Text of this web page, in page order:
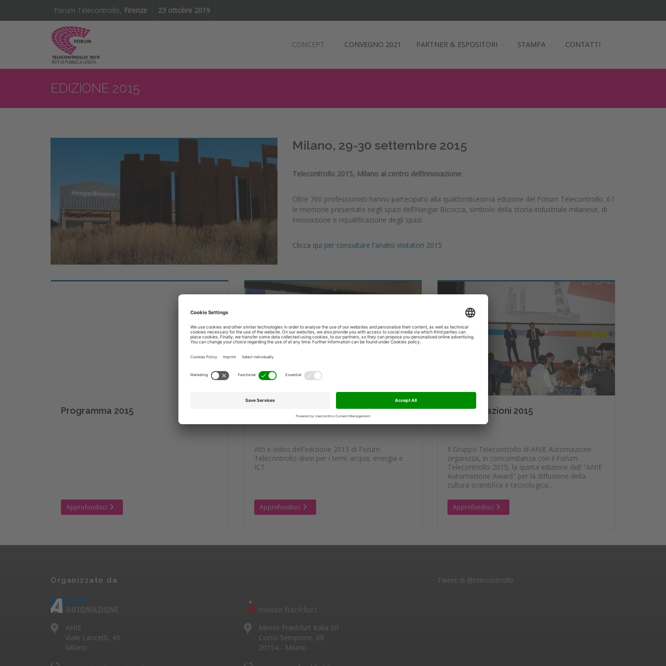
Forum Telecontrollo, Firenze 23 ottobre 2019
CONCEPT CONVEGNO 2021 PARTNER & ESPOSITORI STAMPA CONTATTI
EDIZIONE 2015
Milano, 29-30 settembre 2015
Telecontrollo 2015, Milano al centro dell’innovazione
Oltre 760 professionisti hanno partecipato alla quattordicesima edizione del Forum Telecontrollo. 67
le memorie presentate negli spazi dell’Hangar Bicocca, simbolo della storia industriale milanese, di
innovazione e riqualificazione degli spazi.
Clicca qui per consultare l'analisi visitatori 2015
Programma 2015
Approfondisci
Atti e video dell'edizione 2015 di Forum
Telecontrollo divisi per i temi: acqua, energia e
ICT.
Approfondisci
Le premiazioni 2015
Il Gruppo Telecontrollo di ANIE Automazione
organizza, in concomitanza con il Forum
Telecontrollo 2015, la quinta edizione dell’ “ANIE
Automazione Award" per la diffusione della
cultura scientifica e tecnologica...
Approfondisci
Organizzato da
ANIE
Viale Lancetti, 43
Milano
Messe Frankfurt Italia Srl
Corso Sempione, 68
20154 - Milano
Tweet di @telecontrollo